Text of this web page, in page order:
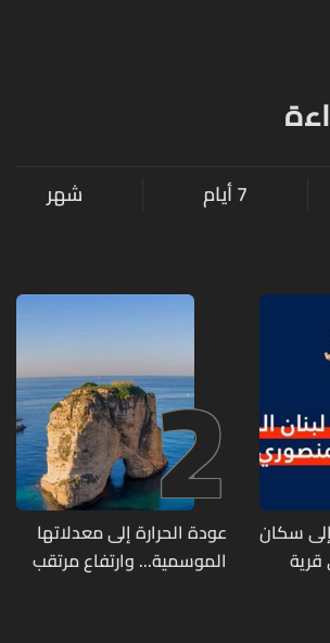
7 أيام شهر
إلى سكان
قرية
2
عودة الحرارة إلى معدلاتها
الموسمية... وارتفاع مرتقب